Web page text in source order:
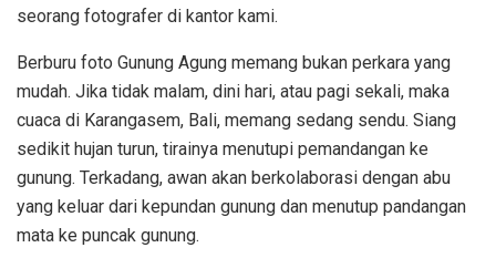
seorang fotografer di kantor kami.
Berburu foto Gunung Agung memang bukan perkara yang
mudah. Jika tidak malam, dini hari, atau pagi sekali, maka
cuaca di Karangasem, Bali, memang sedang sendu. Siang
sedikit hujan turun, tirainya menutupi pemandangan ke
gunung. Terkadang, awan akan berkolaborasi dengan abu
yang keluar dari kepundan gunung dan menutup pandangan
mata ke puncak gunung.